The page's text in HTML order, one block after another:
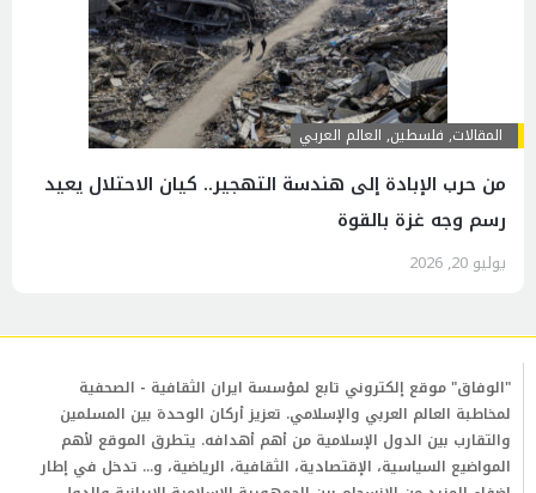
المقالات, فلسطين, العالم العربي
من حرب الإبادة إلى هندسة التهجير.. كيان الاحتلال يعيد
رسم وجه غزة بالقوة
يوليو 20, 2026
"الوفاق" موقع إلكتروني تابع لمؤسسة ايران الثقافية - الصحفية
لمخاطبة العالم العربي والإسلامي. تعزيز أركان الوحدة بين المسلمين
والتقارب بين الدول الإسلامية من أهم أهدافه. يتطرق الموقع لأهم
المواضيع السياسية، الإقتصادية، الثقافية، الرياضية، و... تدخل في إطار